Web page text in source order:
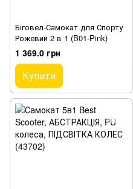
Біговел-Самокат для Спорту
Рожевий 2 в 1 (B01-Pink)
1 369.0 грн
Купити